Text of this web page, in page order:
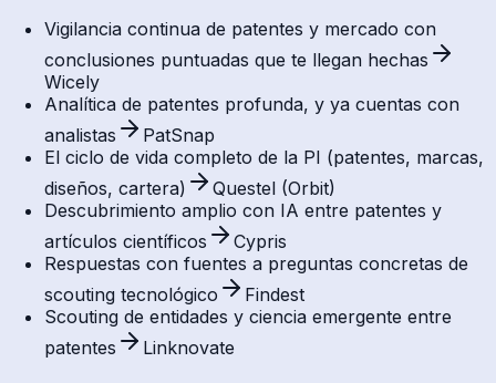
Vigilancia continua de patentes y mercado con
conclusiones puntuadas que te llegan hechas
Wicely
Analítica de patentes profunda, y ya cuentas con
analistas
PatSnap
El ciclo de vida completo de la PI (patentes, marcas,
diseños, cartera)
Questel (Orbit)
Descubrimiento amplio con IA entre patentes y
artículos científicos
Cypris
Respuestas con fuentes a preguntas concretas de
scouting tecnológico
Findest
Scouting de entidades y ciencia emergente entre
patentes
Linknovate